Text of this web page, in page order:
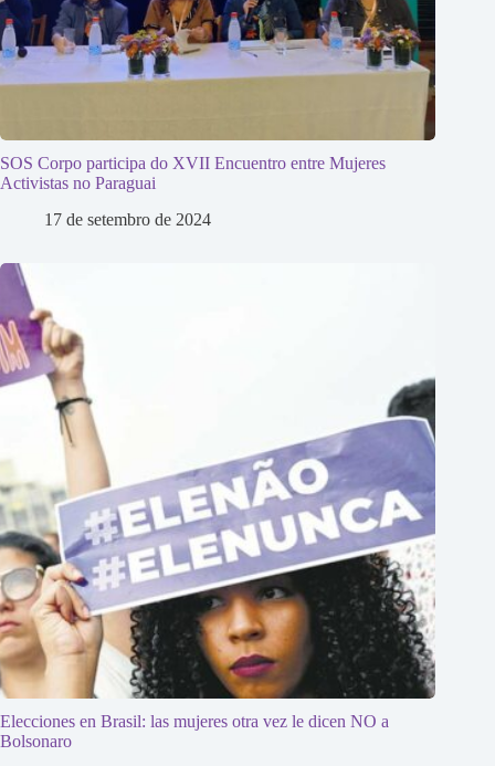
SOS Corpo participa do XVII Encuentro entre Mujeres
Activistas no Paraguai
17 de setembro de 2024
Elecciones en Brasil: las mujeres otra vez le dicen NO a
Bolsonaro